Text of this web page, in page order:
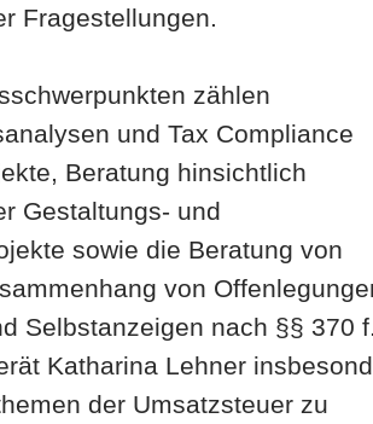
Fragestellungen.
zählen
und Tax Compliance
Beratung hinsichtlich
Gestaltungs- und
sowie die Beratung von
von
Selbstanzeigen nach §§ 370
Katharina Lehner
der Umsatzsteuer zu